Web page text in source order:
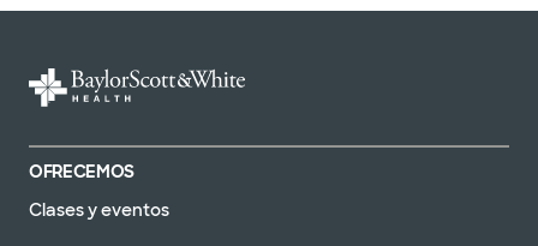
OFRECEMOS
Clases y eventos